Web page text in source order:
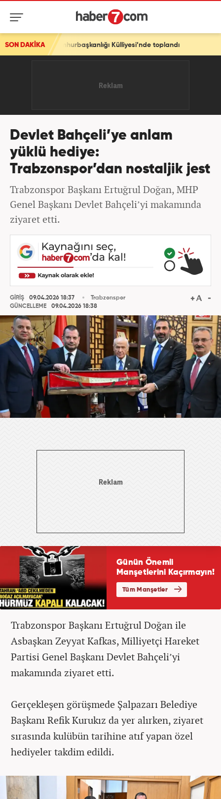
SON DAKİKA Külliyesi’nde toplandı
Devlet Bahçeli’ye anlam
yüklü hediye:
Trabzonspor’dan nostaljik jest
Trabzonspor Başkanı Ertuğrul Doğan, MHP
Genel Başkanı Devlet Bahçeli’yi makamında
ziyaret etti.
GİRİŞ
09.04.2026 18:37
GÜNCELLEME
09.04.2026 18:38
Trabzonspor
Trabzonspor Başkanı Ertuğrul Doğan ile
Asbaşkan Zeyyat Kafkas, Milliyetçi Hareket
Partisi Genel Başkanı Devlet Bahçeli’yi
makamında ziyaret etti.
Gerçekleşen görüşmede Şalpazarı Belediye
Başkanı Refik Kurukız da yer alırken, ziyaret
sırasında kulübün tarihine atıf yapan özel
hediyeler takdim edildi.